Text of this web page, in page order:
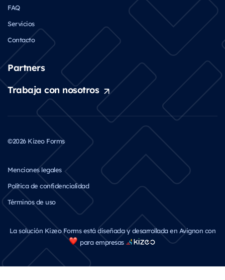
FAQ
Servicios
Contacto
Partners
Trabaja con nosotros
©2026 Kizeo Forms
La solución Kizeo Forms está diseñada y desarrollada en Avignon con
para empresas
Menciones legales
Política de confidencialidad
Términos de uso